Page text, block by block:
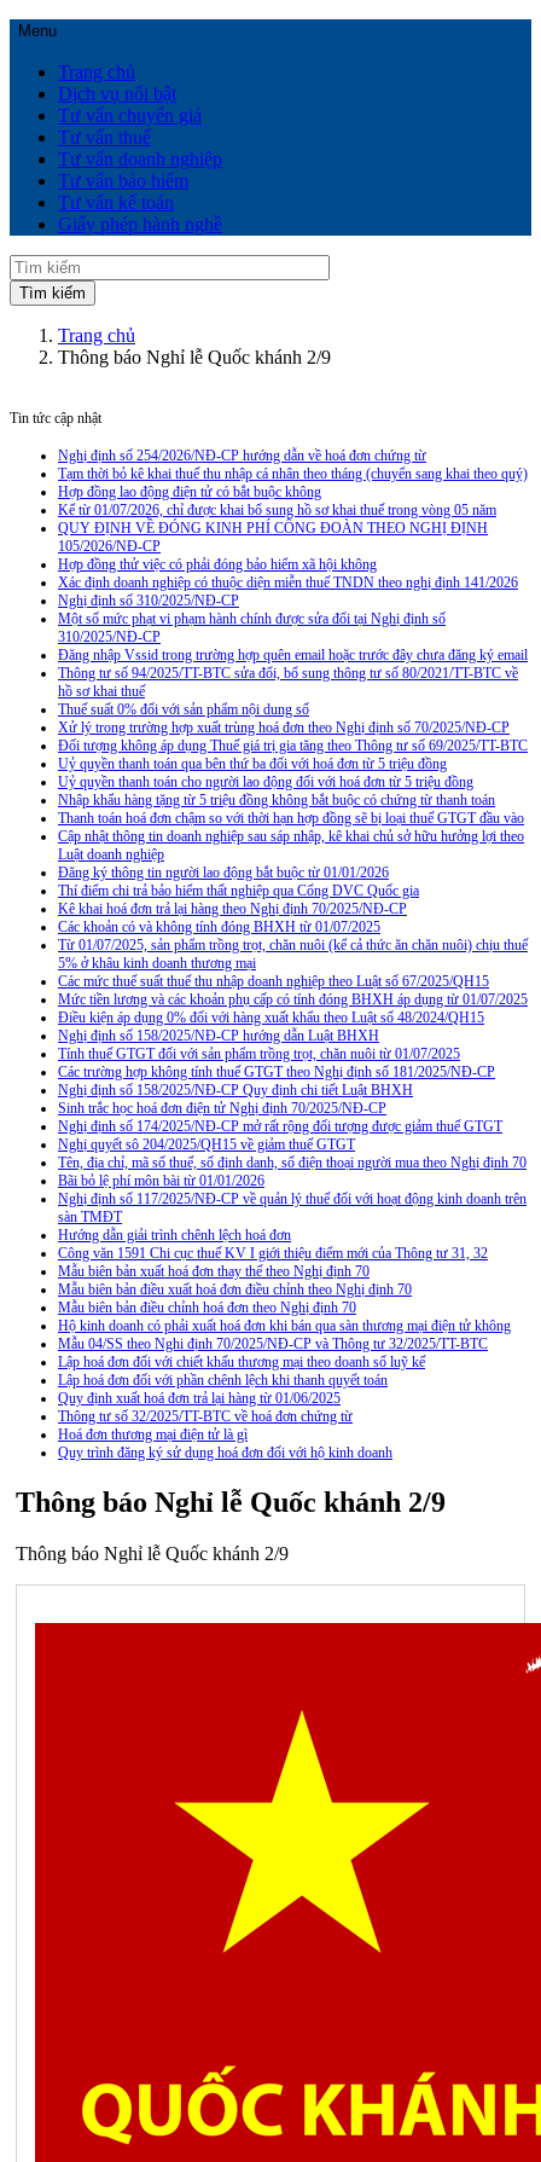
Menu
Trang chủ
Dịch vụ nổi bật
Tư vấn chuyển giá
Tư vấn thuế
Tư vấn doanh nghiệp
Tư vấn bảo hiểm
Tư vấn kế toán
Giấy phép hành nghề
Trang chủ
Thông báo Nghỉ lễ Quốc khánh 2/9
Tin tức cập nhật
Nghị định số 254/2026/NĐ-CP hướng dẫn về hoá đơn chứng từ
Tạm thời bỏ kê khai thuế thu nhập cá nhân theo tháng (chuyển sang khai theo quý)
Hợp đồng lao động điện tử có bắt buộc không
Kể từ 01/07/2026, chỉ được khai bổ sung hồ sơ khai thuế trong vòng 05 năm
QUY ĐỊNH VỀ ĐÓNG KINH PHÍ CÔNG ĐOÀN THEO NGHỊ ĐỊNH
105/2026/NĐ-CP
Hợp đồng thử việc có phải đóng bảo hiểm xã hội không
Xác định doanh nghiệp có thuộc diện miễn thuế TNDN theo nghị định 141/2026
Nghị định số 310/2025/NĐ-CP
Một số mức phạt vi phạm hành chính được sửa đổi tại Nghị định số
310/2025/NĐ-CP
Đăng nhập Vssid trong trường hợp quên email hoặc trước đây chưa đăng ký email
Thông tư số 94/2025/TT-BTC sửa đổi, bổ sung thông tư số 80/2021/TT-BTC về
hồ sơ khai thuế
Thuế suất 0% đối với sản phẩm nội dung số
Xử lý trong trường hợp xuất trùng hoá đơn theo Nghị định số 70/2025/NĐ-CP
Đối tượng không áp dụng Thuế giá trị gia tăng theo Thông tư số 69/2025/TT-BTC
Uỷ quyền thanh toán qua bên thứ ba đối với hoá đơn từ 5 triệu đồng
Uỷ quyền thanh toán cho người lao động đối với hoá đơn từ 5 triệu đồng
Nhập khẩu hàng tặng từ 5 triệu đồng không bắt buộc có chứng từ thanh toán
Thanh toán hoá đơn chậm so với thời hạn hợp đồng sẽ bị loại thuế GTGT đầu vào
Cập nhật thông tin doanh nghiệp sau sáp nhập, kê khai chủ sở hữu hưởng lợi theo
Luật doanh nghiệp
Đăng ký thông tin người lao động bắt buộc từ 01/01/2026
Thí điểm chi trả bảo hiểm thất nghiệp qua Cổng DVC Quốc gia
Kê khai hoá đơn trả lại hàng theo Nghị định 70/2025/NĐ-CP
Các khoản có và không tính đóng BHXH từ 01/07/2025
Từ 01/07/2025, sản phẩm trồng trọt, chăn nuôi (kể cả thức ăn chăn nuôi) chịu thuế
5% ở khâu kinh doanh thương mại
Các mức thuế suất thuế thu nhập doanh nghiệp theo Luật số 67/2025/QH15
Mức tiền lương và các khoản phụ cấp có tính đóng BHXH áp dụng từ 01/07/2025
Điều kiện áp dụng 0% đối với hàng xuất khẩu theo Luật số 48/2024/QH15
Nghị định số 158/2025/NĐ-CP hướng dẫn Luật BHXH
Tính thuế GTGT đối với sản phẩm trồng trọt, chăn nuôi từ 01/07/2025
Các trường hợp không tính thuế GTGT theo Nghị định số 181/2025/NĐ-CP
Nghị định số 158/2025/NĐ-CP Quy định chi tiết Luật BHXH
Sinh trắc học hoá đơn điện tử Nghị định 70/2025/NĐ-CP
Nghị định số 174/2025/NĐ-CP mở rất rộng đối tượng được giảm thuế GTGT
Nghị quyết sô 204/2025/QH15 về giảm thuế GTGT
Tên, địa chỉ, mã số thuế, số định danh, số điện thoại người mua theo Nghị định 70
Bãi bỏ lệ phí môn bài từ 01/01/2026
Nghị định số 117/2025/NĐ-CP về quản lý thuế đối với hoạt động kinh doanh trên
sàn TMĐT
Hướng dẫn giải trình chênh lệch hoá đơn
Công văn 1591 Chi cục thuế KV I giới thiệu điểm mới của Thông tư 31, 32
Mẫu biên bản xuất hoá đơn thay thế theo Nghị định 70
Mẫu biên bản điều xuất hoá đơn điều chỉnh theo Nghị định 70
Mẫu biên bản điều chỉnh hoá đơn theo Nghị định 70
Hộ kinh doanh có phải xuất hoá đơn khi bán qua sàn thương mại điện tử không
Mẫu 04/SS theo Nghi định 70/2025/NĐ-CP và Thông tư 32/2025/TT-BTC
Lập hoá đơn đối với chiết khấu thương mại theo doanh số luỹ kế
Lập hoá đơn đối với phần chênh lệch khi thanh quyết toán
Quy định xuất hoá đơn trả lại hàng từ 01/06/2025
Thông tư số 32/2025/TT-BTC về hoá đơn chứng từ
Hoá đơn thương mại điện tử là gì
Quy trình đăng ký sử dụng hoá đơn đối với hộ kinh doanh
Thông báo Nghỉ lễ Quốc khánh 2/9
Thông báo Nghỉ lễ Quốc khánh 2/9